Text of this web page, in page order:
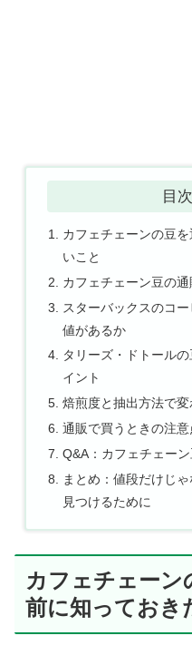
目次
カフェチェーンの豆
いこと
カフェチェーン豆の
スターバックスのコ
値があるか
タリーズ・ドトール
イント
焙煎度と抽出方法で
通販で買うときの注
Q&A：カフェチェー
まとめ：値段だけじ
見つけるために
カフェチェーン
前に知っておき